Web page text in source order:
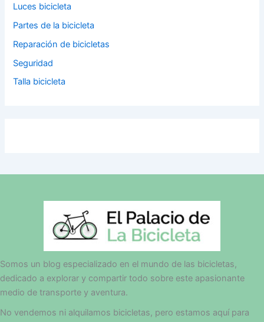
Luces bicicleta
Partes de la bicicleta
Reparación de bicicletas
Seguridad
Talla bicicleta
Somos un blog especializado en el mundo de las bicicletas,
dedicado a explorar y compartir todo sobre este apasionante
medio de transporte y aventura.
No vendemos ni alquilamos bicicletas, pero estamos aquí para